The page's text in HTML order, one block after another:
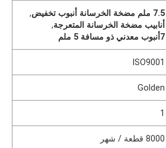
7.5 ملم مضخة الخرسانة أنبوب تخفيض
,
أنابيب مضخة الخرسانة المتعرجة,
7أنبوب معدني ذو مسافة 5 ملم
ISO9001
Golden
1
8000 قطعة / شهر